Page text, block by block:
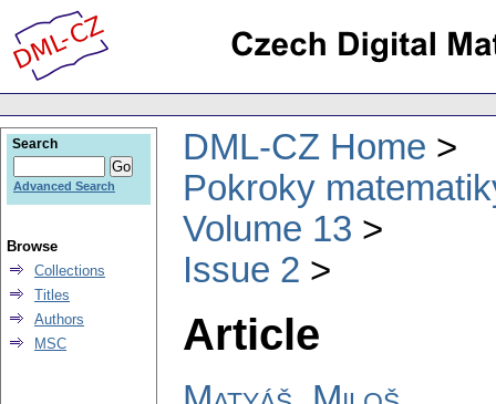
DML-CZ Home
Pokroky
Volume 13
Issue 2
Article
Search
Advanced Search
Browse
Collections
Titles
Authors
MSC